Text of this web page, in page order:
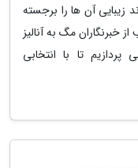
زیبایی آن ها را برجسته
خبرنگاران مگ به آنالیز
تا با انتخابی